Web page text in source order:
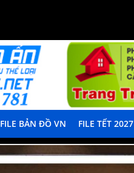
FILE BẢN ĐỒ VN FILE TẾT 2027